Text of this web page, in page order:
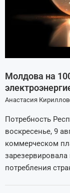
Молдова на
Анастасия
Потребность
воскресенье, 9
коммерческом
потребления